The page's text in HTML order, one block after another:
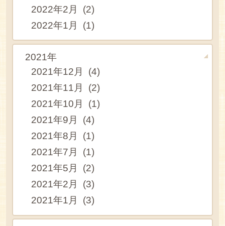
2022年2月 (2)
2022年1月 (1)
2021年
2021年12月 (4)
2021年11月 (2)
2021年10月 (1)
2021年9月 (4)
2021年8月 (1)
2021年7月 (1)
2021年5月 (2)
2021年2月 (3)
2021年1月 (3)